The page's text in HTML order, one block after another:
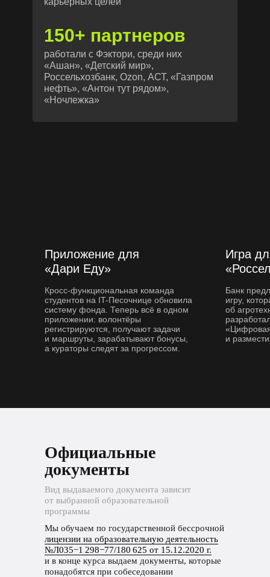
150+ партнеров
работали с Фэктори, среди них
«Ашан», «Детский мир»,
Россельхозбанк, Ozon, АСТ, «Газпром
нефть», «Антон тут рядом»,
«Ночлежка»
Банк
игру,
об
и
Игра
Кросс-функциональная команда
студентов на IT-Песочнице обновила
систему фонда. Теперь всё в одном
приложении: волонтёры
регистрируются, получают задачи
и маршруты, зарабатывают бонусы,
а кураторы следят за прогрессом.
Приложение для
«Дари Еду»
Вид выдаваемого документа зависит
от выбранной образовательной
программы
Официальные
документы
Мы обучаем по государственной бессрочной
лицензии на образовательную деятельность
№Л035−1 298−77/180 625 от 15.12.2020 г.
и в конце курса выдаем документы, которые
понадобятся при собеседовании